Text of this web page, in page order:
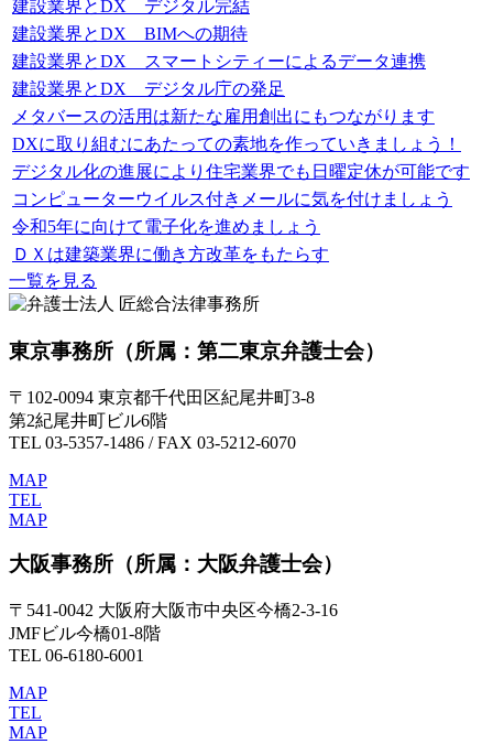
建設業界とDX デジタル完結
建設業界とDX BIMへの期待
建設業界とDX スマートシティーによるデータ連携
建設業界とDX デジタル庁の発足
メタバースの活用は新たな雇用創出にもつながります
DXに取り組むにあたっての素地を作っていきましょう！
デジタル化の進展により住宅業界でも日曜定休が可能です
コンピューターウイルス付きメールに気を付けましょう
令和5年に向けて電子化を進めましょう
ＤＸは建築業界に働き方改革をもたらす
一覧を見る
東京事務所 （所属：第二東京弁護士会）
〒102-0094 東京都千代田区紀尾井町3-8
第2紀尾井町ビル6階
TEL 03-5357-1486 / FAX 03-5212-6070
MAP
TEL
MAP
大阪事務所 （所属：大阪弁護士会）
〒541-0042 大阪府大阪市中央区今橋2-3-16
JMFビル今橋01-8階
TEL 06-6180-6001
MAP
TEL
MAP